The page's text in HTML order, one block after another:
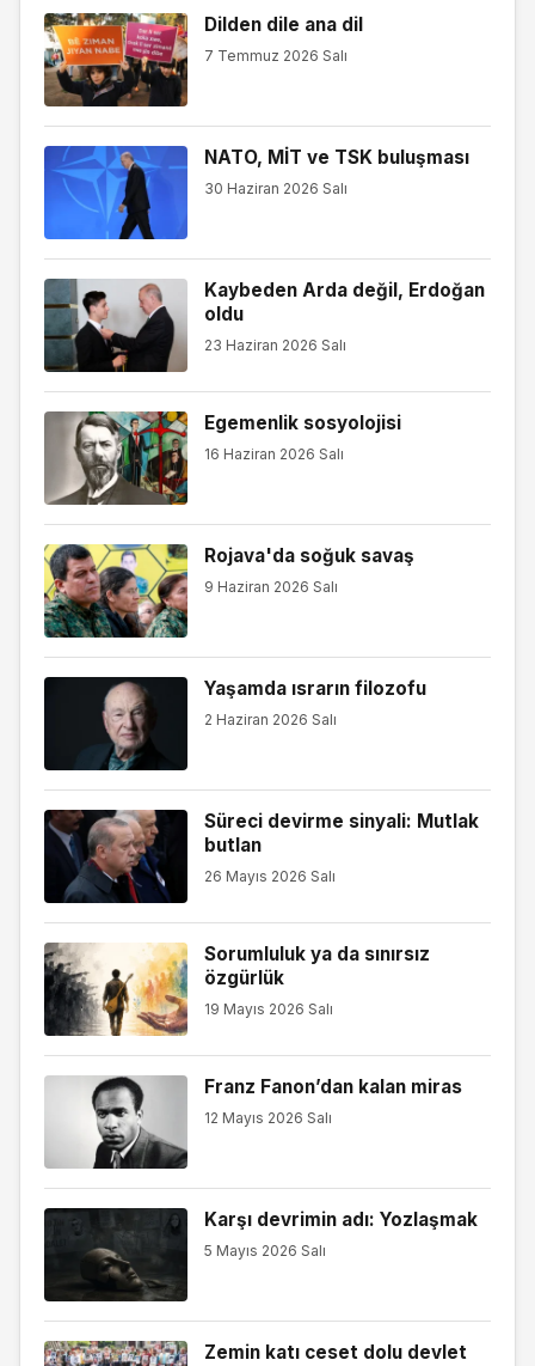
Dilden dile ana dil
7 Temmuz 2026 Salı
NATO, MİT ve TSK buluşması
30 Haziran 2026 Salı
Kaybeden Arda değil, Erdoğan
oldu
23 Haziran 2026 Salı
Egemenlik sosyolojisi
16 Haziran 2026 Salı
Rojava'da soğuk savaş
9 Haziran 2026 Salı
Yaşamda ısrarın filozofu
2 Haziran 2026 Salı
Süreci devirme sinyali: Mutlak
butlan
26 Mayıs 2026 Salı
Sorumluluk ya da sınırsız
özgürlük
19 Mayıs 2026 Salı
Franz Fanon’dan kalan miras
12 Mayıs 2026 Salı
Karşı devrimin adı: Yozlaşmak
5 Mayıs 2026 Salı
Zemin katı ceset dolu devlet